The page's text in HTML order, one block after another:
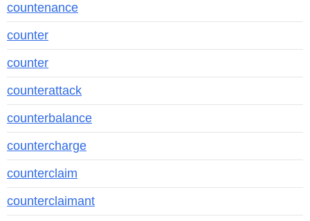
countenance
counter
counter
counterattack
counterbalance
countercharge
counterclaim
counterclaimant